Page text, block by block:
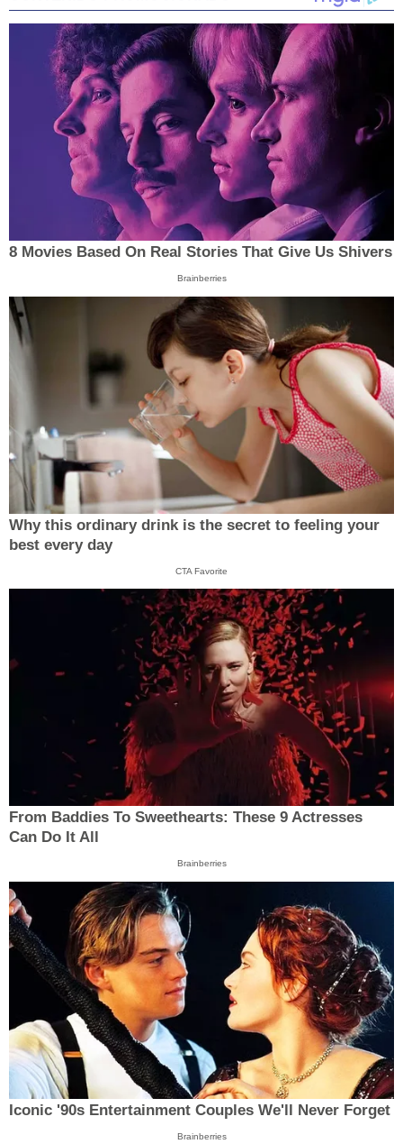
8 Movies Based On Real Stories That Give Us Shivers
Brainberries
Why this ordinary drink is the secret to feeling your
best every day
CTA Favorite
From Baddies To Sweethearts: These 9 Actresses
Can Do It All
Brainberries
Iconic '90s Entertainment Couples We'll Never Forget
Brainberries